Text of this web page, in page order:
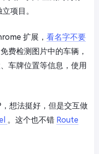
项目。
扩展， 看名字不要
费检测图片中的车辆，
车牌位置等信息，使用
想法挺好，但是交互做
。这个也不错 Route